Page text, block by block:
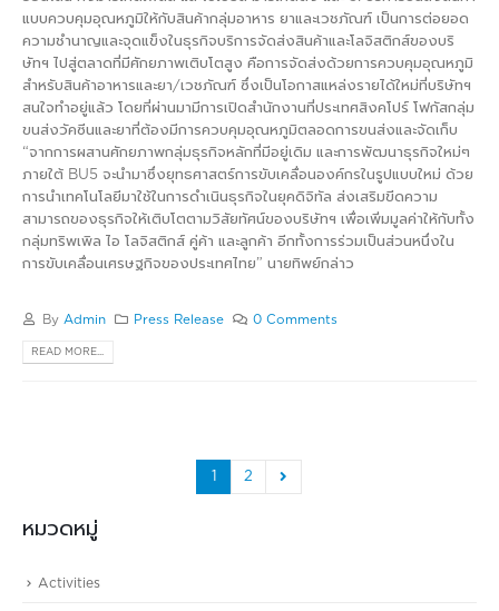
แบบควบคุมอุณหภูมิให้กับสินค้ากลุ่มอาหาร ยาและเวชภัณฑ์ เป็นการต่อยอด
ความชำนาญและจุดแข็งในธุรกิจบริการจัดส่งสินค้าและโลจิสติกส์ของบริ
ษัทฯ ไปสู่ตลาดที่มีศักยภาพเติบโตสูง คือการจัดส่งด้วยการควบคุมอุณหภูมิ
สำหรับสินค้าอาหารและยา/เวชภัณฑ์ ซึ่งเป็นโอกาสแหล่งรายได้ใหม่ที่บริษัทฯ
สนใจทำอยู่แล้ว โดยที่ผ่านมามีการเปิดสำนักงานที่ประเทศสิงคโปร์ โฟกัสกลุ่ม
ขนส่งวัคซีนและยาที่ต้องมีการควบคุมอุณหภูมิตลอดการขนส่งและจัดเก็บ
“จากการผสานศักยภาพกลุ่มธุรกิจหลักที่มีอยู่เดิม และการพัฒนาธุรกิจใหม่ๆ
ภายใต้ BU5 จะนำมาซึ่งยุทธศาสตร์การขับเคลื่อนองค์กรในรูปแบบใหม่ ด้วย
การนำเทคโนโลยีมาใช้ในการดำเนินธุรกิจในยุคดิจิทัล ส่งเสริมขีดความ
สามารถของธุรกิจให้เติบโตตามวิสัยทัศน์ของบริษัทฯ เพื่อเพิ่มมูลค่าให้กับทั้ง
กลุ่มทริพเพิล ไอ โลจิสติกส์ คู่ค้า และลูกค้า อีกทั้งการร่วมเป็นส่วนหนึ่งใน
การขับเคลื่อนเศรษฐกิจของประเทศไทย” นายทิพย์กล่าว
By Admin Press Release 0 Comments
READ MORE...
1 2
หมวดหมู่
Activities